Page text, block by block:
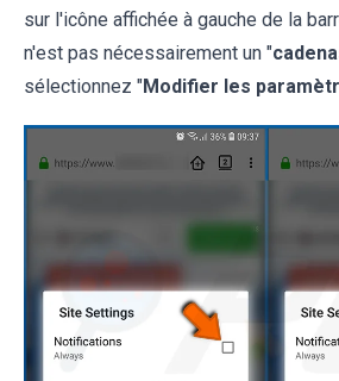
sur l'icône affichée à gauche de la
n'est pas nécessairement un "
sélectionnez "Modifier les